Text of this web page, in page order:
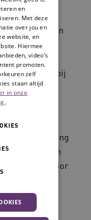
op
gericht zijn
motivatie van
de
uit, waarbij
en erop
worden
en toelichting
van
benut voor
en
beleid?
en
Met deze
over jou en
website, en
Hiermee
video’s
promoten.
zelf
staan altijd
in onze